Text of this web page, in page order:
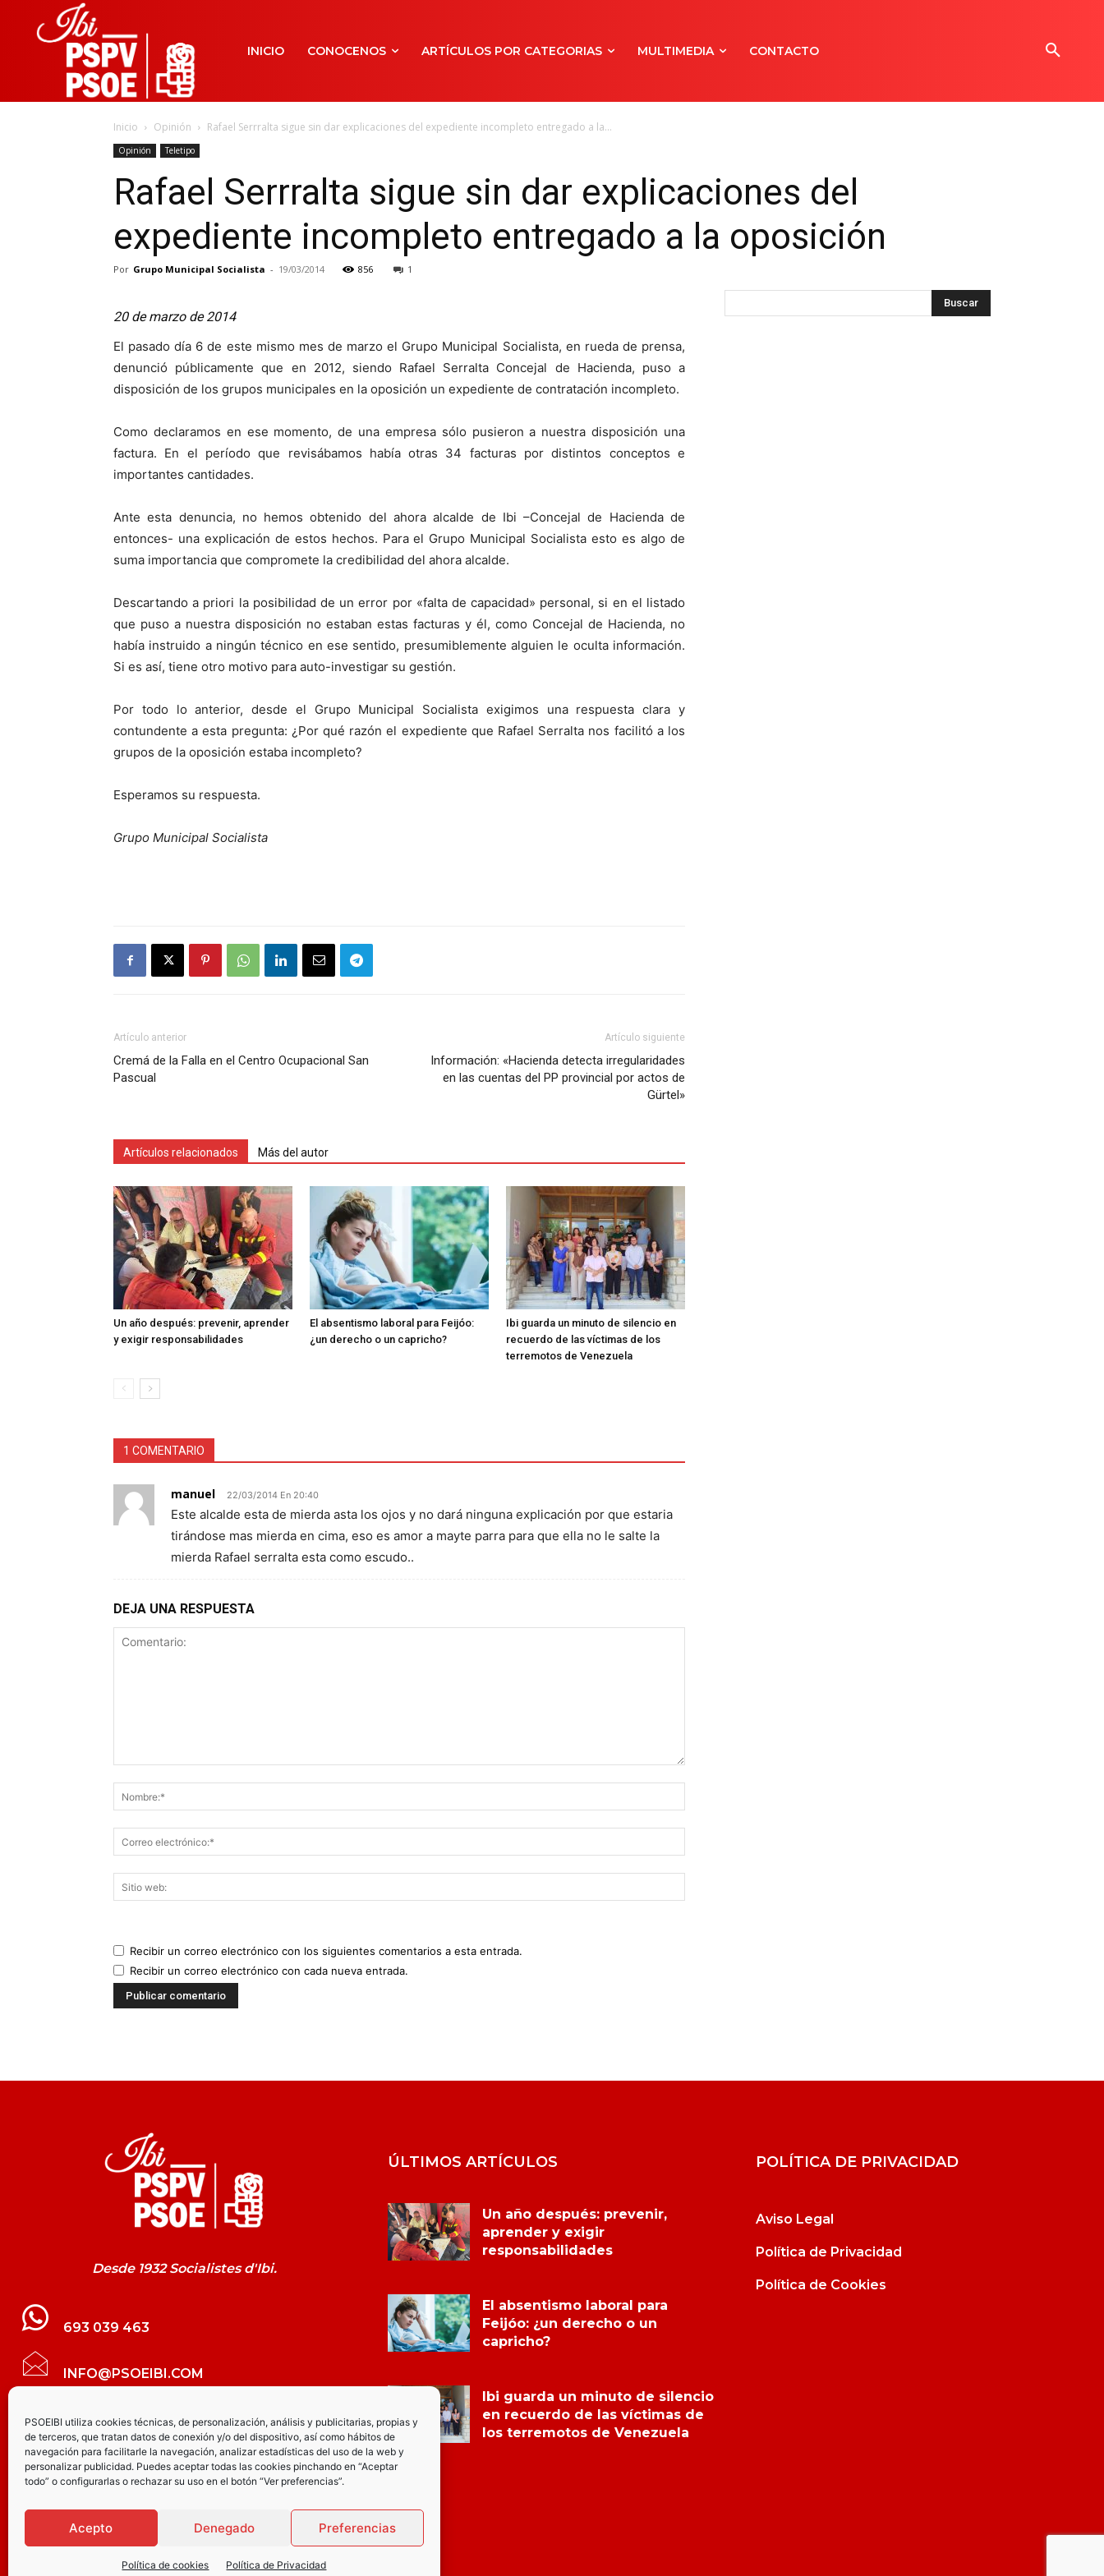
PSOEIBI utiliza cookies técnicas, de personalización, análisis y publicitarias, propias y
de terceros, que tratan datos de conexión y/o del dispositivo, así como hábitos de
navegación para facilitarle la navegación, analizar estadísticas del uso de la web y
personalizar publicidad. Puedes aceptar todas las cookies pinchando en “Aceptar
todo” o configurarlas o rechazar su uso en el botón “Ver preferencias”.
Acepto Denegado Preferencias
Política de cookies Política de Privacidad
INICIO CONOCENOS ARTÍCULOS POR CATEGORIAS MULTIMEDIA CONTACTO
Inicio Opinión Rafael Serrralta sigue sin dar explicaciones del expediente incompleto entregado a la...
Opinión Teletipo
Rafael Serrralta sigue sin dar explicaciones del
expediente incompleto entregado a la oposición
Por Grupo Municipal Socialista - 19/03/2014 856 1
20 de marzo de 2014
El pasado día 6 de este mismo mes de marzo el Grupo Municipal Socialista, en rueda de prensa,
denunció públicamente que en 2012, siendo Rafael Serralta Concejal de Hacienda, puso a
disposición de los grupos municipales en la oposición un expediente de contratación incompleto.
Como declaramos en ese momento, de una empresa sólo pusieron a nuestra disposición una
factura. En el período que revisábamos había otras 34 facturas por distintos conceptos e
importantes cantidades.
Ante esta denuncia, no hemos obtenido del ahora alcalde de Ibi –Concejal de Hacienda de
entonces- una explicación de estos hechos. Para el Grupo Municipal Socialista esto es algo de
suma importancia que compromete la credibilidad del ahora alcalde.
Descartando a priori la posibilidad de un error por «falta de capacidad» personal, si en el listado
que puso a nuestra disposición no estaban estas facturas y él, como Concejal de Hacienda, no
había instruido a ningún técnico en ese sentido, presumiblemente alguien le oculta información.
Si es así, tiene otro motivo para auto-investigar su gestión.
Por todo lo anterior, desde el Grupo Municipal Socialista exigimos una respuesta clara y
contundente a esta pregunta: ¿Por qué razón el expediente que Rafael Serralta nos facilitó a los
grupos de la oposición estaba incompleto?
Esperamos su respuesta.
Grupo Municipal Socialista
Artículo anterior
Cremá de la Falla en el Centro Ocupacional San
Pascual
Artículo siguiente
Información: «Hacienda detecta irregularidades
en las cuentas del PP provincial por actos de
Gürtel»
Artículos relacionados Más del autor
Un año después: prevenir, aprender
y exigir responsabilidades
El absentismo laboral para Feijóo:
¿un derecho o un capricho?
Ibi guarda un minuto de silencio en
recuerdo de las víctimas de los
terremotos de Venezuela
1 COMENTARIO
manuel 22/03/2014 En 20:40
Este alcalde esta de mierda asta los ojos y no dará ninguna explicación por que estaria
tirándose mas mierda en cima, eso es amor a mayte parra para que ella no le salte la
mierda Rafael serralta esta como escudo..
DEJA UNA RESPUESTA
Recibir un correo electrónico con los siguientes comentarios a esta entrada.
Recibir un correo electrónico con cada nueva entrada.
Desde 1932 Socialistes d'Ibi.
693 039 463
INFO@PSOEIBI.COM
GRUPO MUNICIPAL SOCIALISTA DE IBI C/
LES ERES, 48 – 3º - DESPACHO PSOE
PARTIDO SOCIALISTA DE IBI AV.
JOAQUÍN VILANOVA, 8 - BAJO
ÚLTIMOS ARTÍCULOS
Un año después: prevenir,
aprender y exigir
responsabilidades
El absentismo laboral para
Feijóo: ¿un derecho o un
capricho?
Ibi guarda un minuto de silencio
en recuerdo de las víctimas de
los terremotos de Venezuela
POLÍTICA DE PRIVACIDAD
Aviso Legal
Política de Privacidad
Política de Cookies